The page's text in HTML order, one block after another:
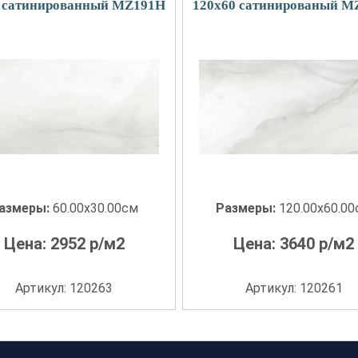
сатинированный MZ191H
60.00x30.00см
Цена: 2952р/м2
Артикул: 120263
120x60 сатинированый
Размеры:
Цена: 3640 р/м2
Артикул: 120261